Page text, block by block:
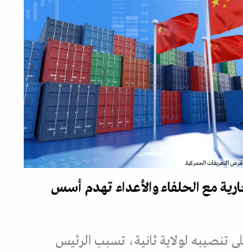
فرض التعريفات الجمركية
مع الحلفاء والأعداء تهدم أسس
تنصيبه لولاية ثانية، تسبب الرئيس